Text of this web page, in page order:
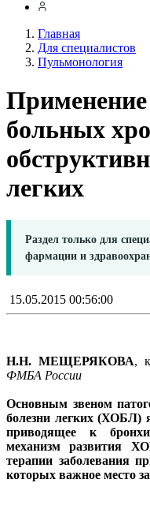
Главная
Для специалистов
Пульмонология
Применение
больных
легких
Раздел только для
фармации и
15.05.2015 00:56:00
Н.Н. МЕЩЕРЯКОВА,
ФМБА России
Основным звеном
болезни легких (ХОБЛ)
приводящее к
механизм развития
терапии заболевания
которых важное место